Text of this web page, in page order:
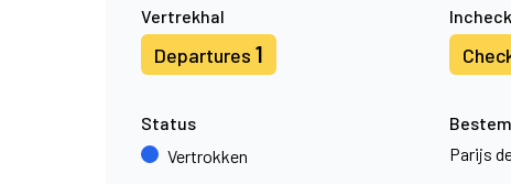
Vertrekhal
Departures 1
Status
Vertrokken
Parijs